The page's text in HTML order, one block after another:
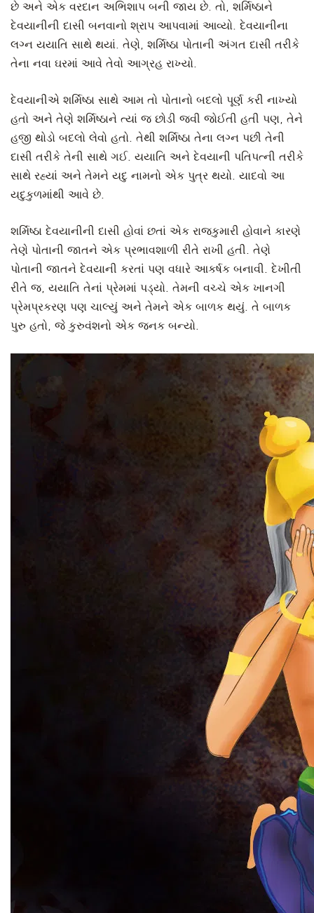
છે અને એક વરદાન અભિશાપ બની જાય છે. તો, શર્મિષ્ઠાને
દેવયાનીની દાસી બનવાનો શ્રાપ આપવામાં આવ્યો. દેવયાનીના
લગ્ન યયાતિ સાથે થયાં. તેણે, શર્મિષ્ઠા પોતાની અંગત દાસી તરીકે
તેના નવા ઘરમાં આવે તેવો આગ્રહ રાખ્યો.
દેવયાનીએ શર્મિષ્ઠા સાથે આમ તો પોતાનો બદલો પૂર્ણ કરી નાખ્યો
હતો અને તેણે શર્મિષ્ઠાને ત્યાં જ છોડી જવી જોઈતી હતી પણ, તેને
હજી થોડો બદલો લેવો હતો. તેથી શર્મિષ્ઠા તેના લગ્ન પછી તેની
દાસી તરીકે તેની સાથે ગઈ. યયાતિ અને દેવયાની પતિપત્ની તરીકે
સાથે રહ્યાં અને તેમને યદુ નામનો એક પુત્ર થયો. યાદવો આ
યદુકુળમાંથી આવે છે.
શર્મિષ્ઠા દેવયાનીની દાસી હોવાં છતાં એક રાજકુમારી હોવાને કારણે
તેણે પોતાની જાતને એક પ્રભાવશાળી રીતે રાખી હતી. તેણે
પોતાની જાતને દેવયાની કરતાં પણ વધારે આકર્ષક બનાવી. દેખીતી
રીતે જ, યયાતિ તેનાં પ્રેમમાં પડ્યો. તેમની વચ્ચે એક ખાનગી
પ્રેમપ્રકરણ પણ ચાલ્યું અને તેમને એક બાળક થયું. તે બાળક
પુરુ હતો, જે કુરુવંશનો એક જનક બન્યો.